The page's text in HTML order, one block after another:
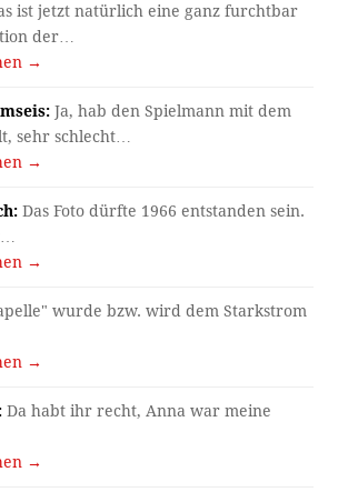
ist jetzt natürlich eine ganz furchtbar
der…
→
Ja, hab den Spielmann mit dem
sehr schlecht…
→
Das Foto dürfte 1966 entstanden sein.
→
wurde bzw. wird dem Starkstrom
→
Da habt ihr recht, Anna war meine
→